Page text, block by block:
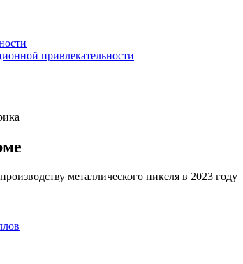
привлекательности
металлического никеля в 2023 году